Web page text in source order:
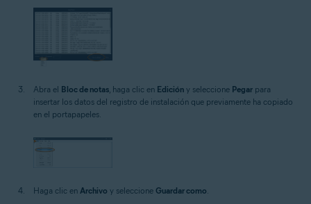
Abra el Bloc de notas, haga clic en Edición y seleccione Pegar para
insertar los datos del registro de instalación que previamente ha copiado
en el portapapeles.
Haga clic en Archivo y seleccione Guardar como